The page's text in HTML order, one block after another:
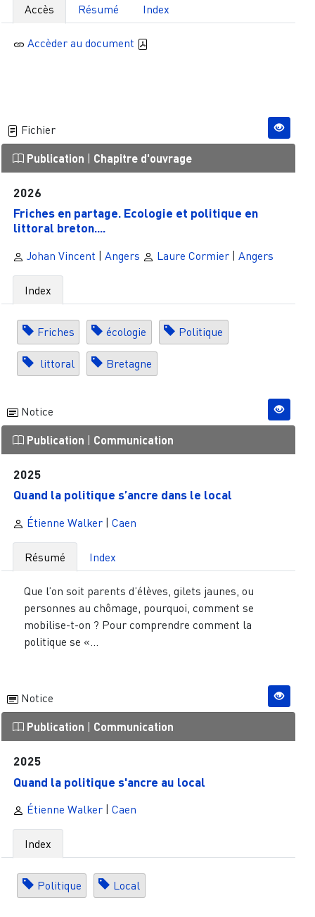
Accès Résumé Index
Accèder au document
Fichier
Publication | Chapitre d'ouvrage
2026
Friches en partage. Ecologie et politique en
littoral breton....
Johan Vincent Angers Laure Cormier| Angers
Index
Friches écologie Politique
littoral Bretagne
Notice
Publication | Communication
2025
Quand la politique s’ancre dans le local
Étienne Walker| Caen
Résumé Index
Que l’on soit parents d’élèves, gilets jaunes, ou
personnes au chômage, pourquoi, comment se
mobilise-t-on ? Pour comprendre comment la
politique se «...
Notice
Publication Communication
2025
Quand la politique s'ancre au local
Étienne Walker| Caen
Index
Politique Local